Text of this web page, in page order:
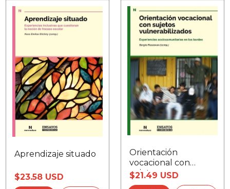
Aprendizaje situado
$23.58 USD
Orientación
vocacional con
sujetos
vulnerabilizados
$21.49 USD